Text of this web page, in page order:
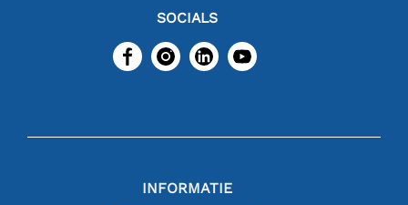
SOCIALS
INFORMATIE